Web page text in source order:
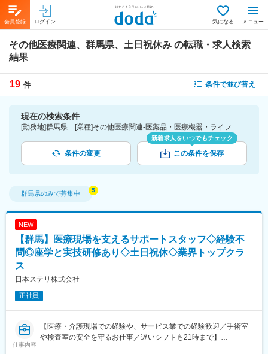
会員登録 ログイン 気になる メニュー
その他医療関連、群馬県、土日祝休み の転職・求人検索
結果
19 件 条件で並び替え
現在の検索条件
[勤務地]群馬県 [業種]その他医療関連-医薬品・医療機器・ライフサイエンス・医療系サービス [詳細条件](休日・働き方)土日祝休み
条件の変更
新着求人をいつでもチェック
この条件を保存
群馬県のみで募集中
NEW
【群馬】医療現場を支えるサポートスタッフ◇経験不
問◎座学と実技研修あり◇土日祝休◇業界トップクラ
ス
日本ステリ株式会社
正社員
仕事内容
【医療・介護現場での経験や、サービス業での経験歓迎／手術室
や検査室の安全を守るお仕事／遅いシフトも21時まで】